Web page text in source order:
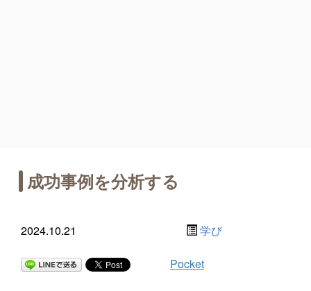
成功事例を分析する
2024.10.21 学び
Pocket